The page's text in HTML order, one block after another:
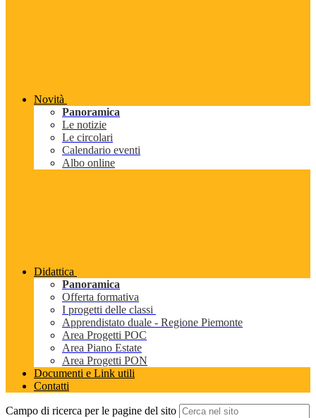
Novità
Panoramica
Le notizie
Le circolari
Calendario eventi
Albo online
Didattica
Panoramica
Offerta formativa
I progetti delle classi
Apprendistato duale - Regione Piemonte
Area Progetti POC
Area Piano Estate
Area Progetti PON
Documenti e Link utili
Contatti
Campo di ricerca per le pagine del sito